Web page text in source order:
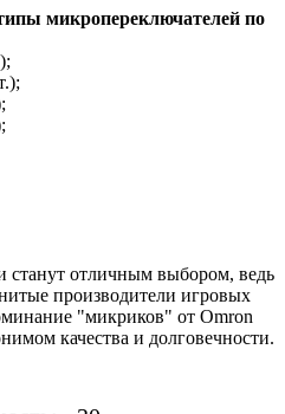
микропереключателей по
станут отличным выбором, ведь
производители игровых
"микриков" от Omron
качества и долговечности.